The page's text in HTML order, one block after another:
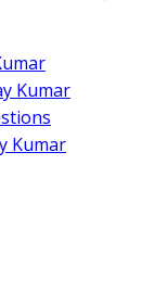
Kumar
Kumar